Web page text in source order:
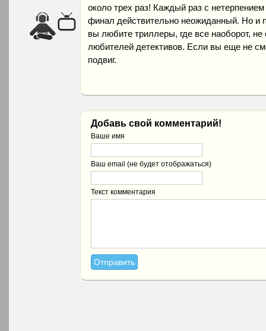
около трех раз! Каждый раз с
финал действительно неожиданный. Но и
вы любите триллеры, где все наоборот,
любителей детективов. Если вы еще не
подвиг.
Добавь свой комментарий!
Ваше имя
Ваш email (не будет отображаться)
Текст комментария